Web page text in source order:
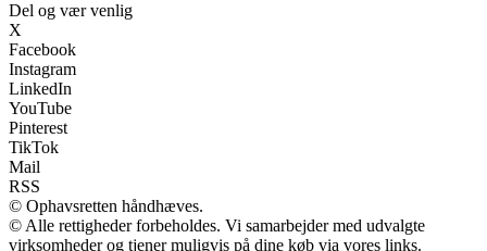
Del og vær venlig
X
Facebook
Instagram
LinkedIn
YouTube
Pinterest
TikTok
Mail
RSS
© Ophavsretten håndhæves.
© Alle rettigheder forbeholdes. Vi samarbejder med udvalgte
virksomheder og tjener muligvis på dine køb via vores links.